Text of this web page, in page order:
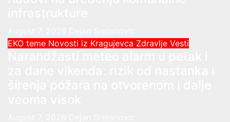
EKO teme Novosti iz Kragujevca Zdravlje Vesti